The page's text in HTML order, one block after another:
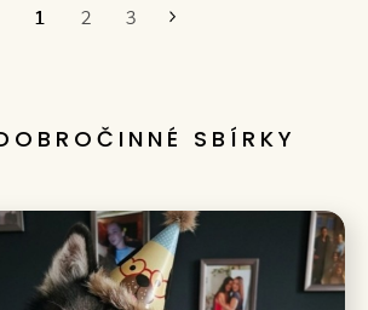
1 2 3
SBÍRKY